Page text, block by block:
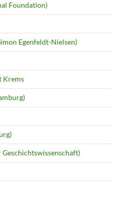
Foundation)
Egenfeldt-Nielsen)
Krems